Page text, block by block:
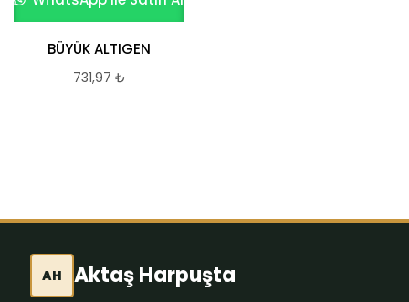
BÜYÜK ALTIGEN
731,97 ₺
AH Aktaş Harpuşta